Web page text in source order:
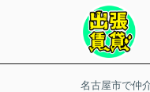
名古屋市で仲